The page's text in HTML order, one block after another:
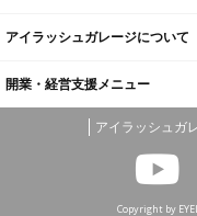
アイラッシュガレージについて
開業・経営支援メニュー
アイラッシュガ
Copyright by